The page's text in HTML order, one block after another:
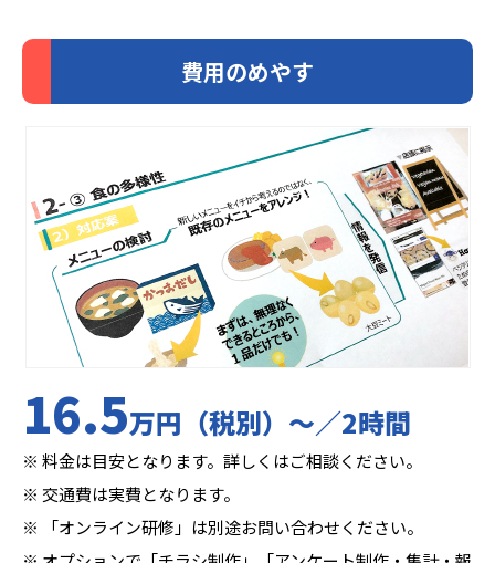
費用のめやす
16.5万円（税別）〜／2時間
※ 料金は目安となります。詳しくはご相談ください。
※ 交通費は実費となります。
※ 「オンライン研修」は別途お問い合わせください。